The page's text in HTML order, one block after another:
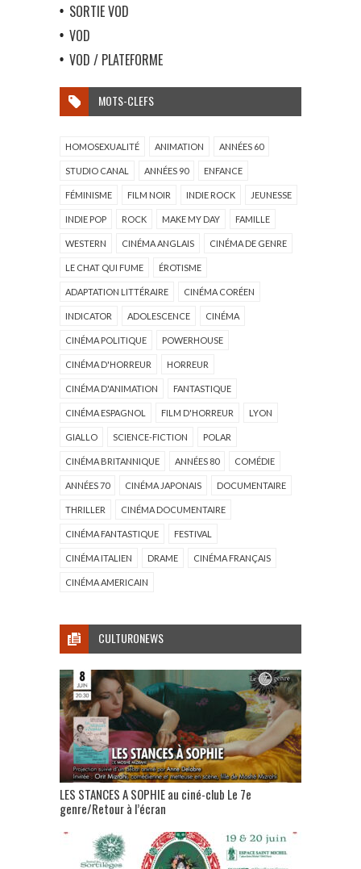
SORTIE VOD
VOD
VOD / PLATEFORME
MOTS-CLEFS
HOMOSEXUALITÉ ANIMATION ANNÉES 60
STUDIO CANAL ANNÉES 90 ENFANCE
FÉMINISME FILM NOIR INDIE ROCK JEUNESSE
INDIE POP ROCK MAKE MY DAY FAMILLE
WESTERN CINÉMA ANGLAIS CINÉMA DE GENRE
LE CHAT QUI FUME ÉROTISME
ADAPTATION LITTÉRAIRE CINÉMA CORÉEN
INDICATOR ADOLESCENCE CINÉMA
CINÉMA POLITIQUE POWERHOUSE
CINÉMA D'HORREUR HORREUR
CINÉMA D'ANIMATION FANTASTIQUE
CINÉMA ESPAGNOL FILM D'HORREUR LYON
GIALLO SCIENCE-FICTION POLAR
CINÉMA BRITANNIQUE ANNÉES 80 COMÉDIE
ANNÉES 70 CINÉMA JAPONAIS DOCUMENTAIRE
THRILLER CINÉMA DOCUMENTAIRE
CINÉMA FANTASTIQUE FESTIVAL
CINÉMA ITALIEN DRAME CINÉMA FRANÇAIS
CINÉMA AMERICAIN
CULTURONEWS
LES STANCES A SOPHIE au ciné-club Le 7e
genre/Retour à l’écran